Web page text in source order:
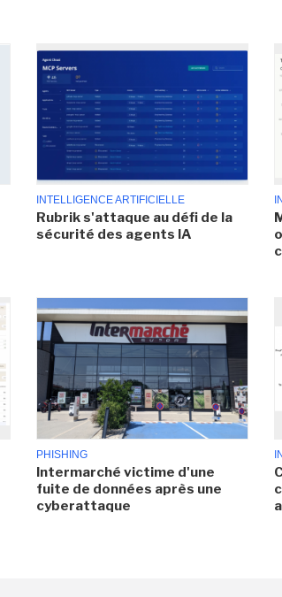
INTELLIGENCE ARTIFICIELLE
Rubrik s'attaque au défi de la
sécurité des agents IA
PHISHING
Intermarché victime d'une
fuite de données après une
cyberattaque